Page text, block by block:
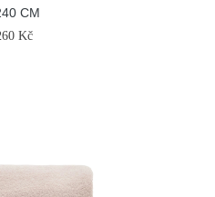
CM
Kč